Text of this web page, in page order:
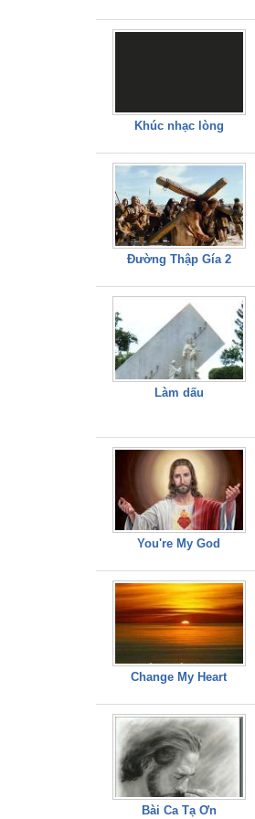
Khúc nhạc lòng
Đường Thập Gía 2
Làm dấu
You're My God
Change My Heart
Bài Ca Tạ Ơn